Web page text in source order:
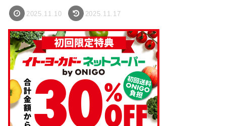
2025.11.10 2025.11.17